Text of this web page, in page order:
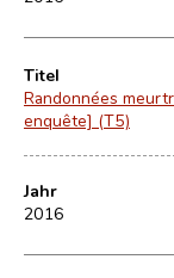
Titel
Randonnées
enquête] (T5)
Jahr
2016